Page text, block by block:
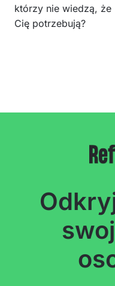
którzy nie wiedzą, że
Cię potrzebują?